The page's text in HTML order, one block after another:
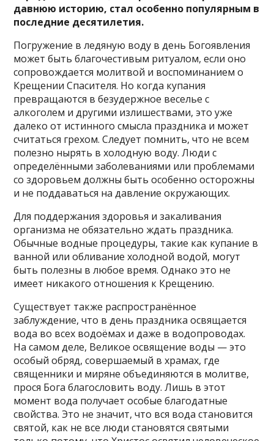
давнюю историю, стал особенно популярным в
последние десятилетия.
Погружение в ледяную воду в день Богоявления
может быть благочестивым ритуалом, если оно
сопровождается молитвой и воспоминанием о
Крещении Спасителя. Но когда купания
превращаются в безудержное веселье с
алкоголем и другими излишествами, это уже
далеко от истинного смысла праздника и может
считаться грехом. Следует помнить, что не всем
полезно нырять в холодную воду. Люди с
определёнными заболеваниями или проблемами
со здоровьем должны быть особенно осторожны
и не поддаваться на давление окружающих.
Для поддержания здоровья и закаливания
организма не обязательно ждать праздника.
Обычные водные процедуры, такие как купание в
ванной или обливание холодной водой, могут
быть полезны в любое время. Однако это не
имеет никакого отношения к Крещению.
Существует также распространённое
заблуждение, что в день праздника освящается
вода во всех водоёмах и даже в водопроводах.
На самом деле, Великое освящение воды — это
особый обряд, совершаемый в храмах, где
священники и миряне объединяются в молитве,
прося Бога благословить воду. Лишь в этот
момент вода получает особые благодатные
свойства. Это не значит, что вся вода становится
святой, как не все люди становятся святыми